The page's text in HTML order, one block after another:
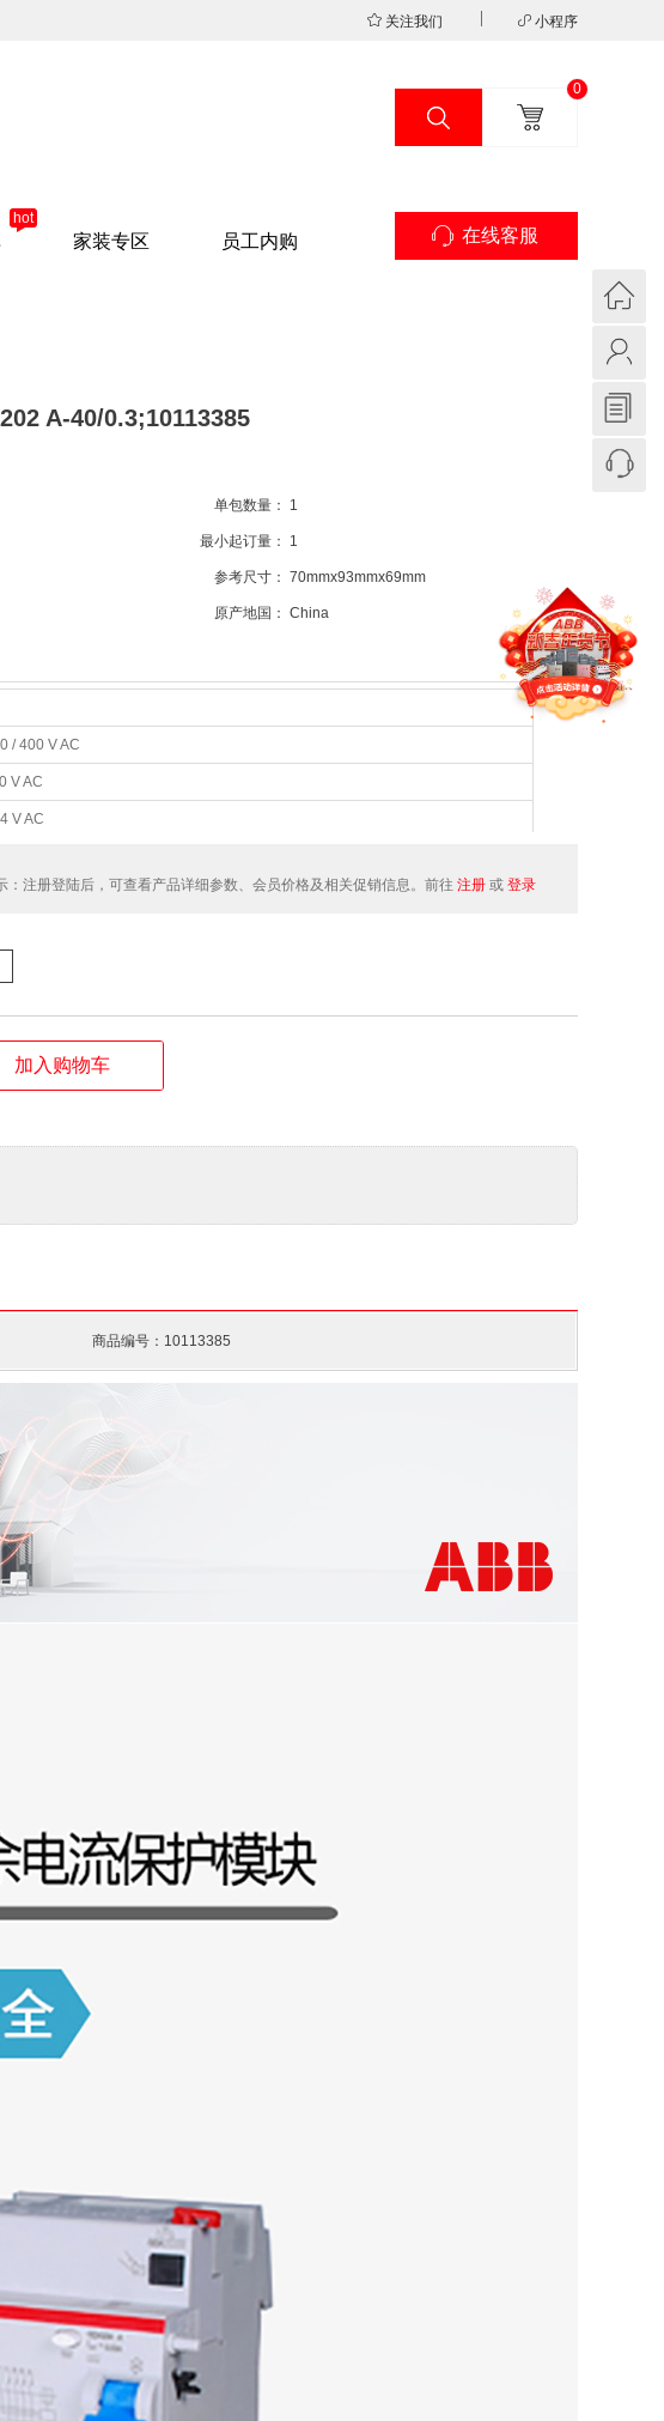
关注我们 小程序
0
hot
家装专区 员工内购 在线客服
A-40/0.3;10113385
单包数量： 1
最小起订量： 1
参考尺寸： 70mmx93mmx69mm
原产地国： China
/ 400 V AC
V AC
V AC
mA
于100 ms
-25 ... +55 °C/储存-40 ... +70 °C
：注册登陆后，可查看产品详细参数、会员价格及相关促销信息。前往 注册 或 登录
加入购物车
商品编号：10113385